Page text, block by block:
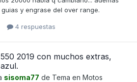
y engrase del over range.
4 respuestas
2019 con muchos extras,
sisoma77 de Tema en Motos